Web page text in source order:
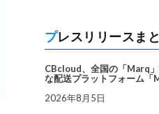
プレスリリースま
CBcloud、全国の「Marq
な配送プラットフォーム「
2026年8月5日